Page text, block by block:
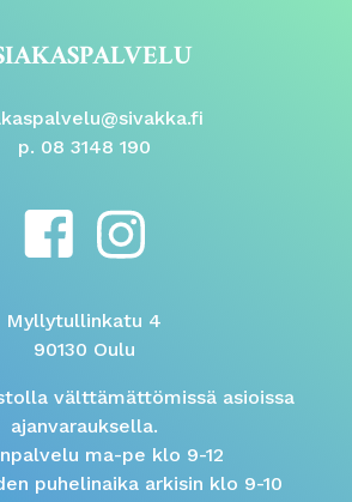
p. 08 3148 190
Myllytullinkatu 4
90130 Oulu
välttämättömissä asioissa
ajanvarauksella.
ma-pe klo 9-12
puhelinaika arkisin klo 9-10